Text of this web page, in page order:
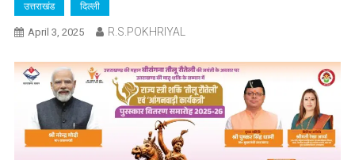
उत्तराखंड दिल्ली
April 3, 2025 R.S.POKHRIYAL